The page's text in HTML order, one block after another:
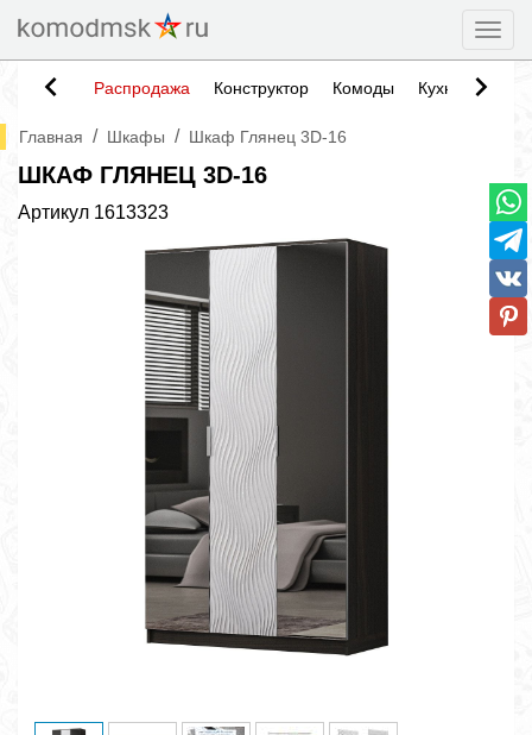
Распродажа Конструктор Комоды Кухни
Главная / Шкафы / Шкаф Глянец 3D-16
ШКАФ ГЛЯНЕЦ 3D-16
Артикул 1613323